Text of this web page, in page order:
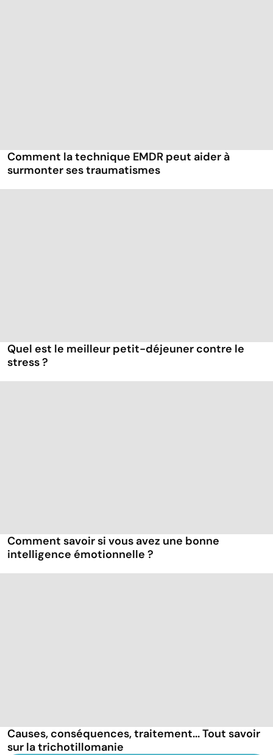
Comment la technique EMDR peut aider à
surmonter ses traumatismes
Quel est le meilleur petit-déjeuner contre le
stress ?
Comment savoir si vous avez une bonne
intelligence émotionnelle ?
Causes, conséquences, traitement... Tout savoir
sur la trichotillomanie